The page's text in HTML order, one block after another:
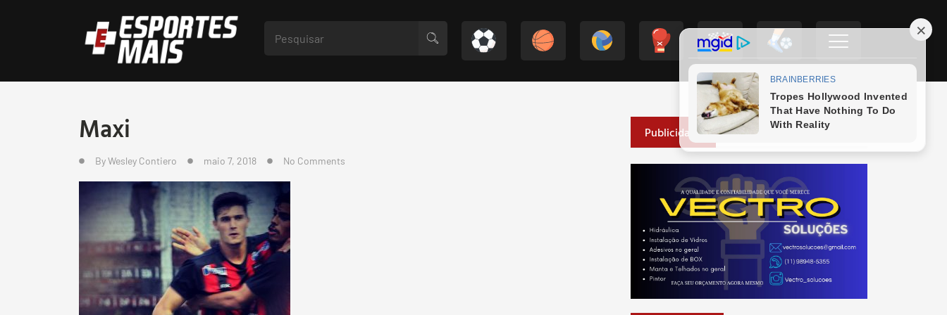
Maxi
ByWesley Contiero maio 7, 2018 No Comments
Publicidade